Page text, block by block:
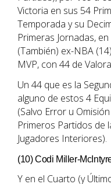
Victoria en sus 54
Temporada y su
Primeras Jornadas,
(También) ex-NBA (14)
MVP, con 44 de
Un 44 que es la
alguno de estos 4
(Salvo Error u
Primeros Partidos de
Jugadores Interiores).
(10) Codi Miller-
Y en el Cuarto (y